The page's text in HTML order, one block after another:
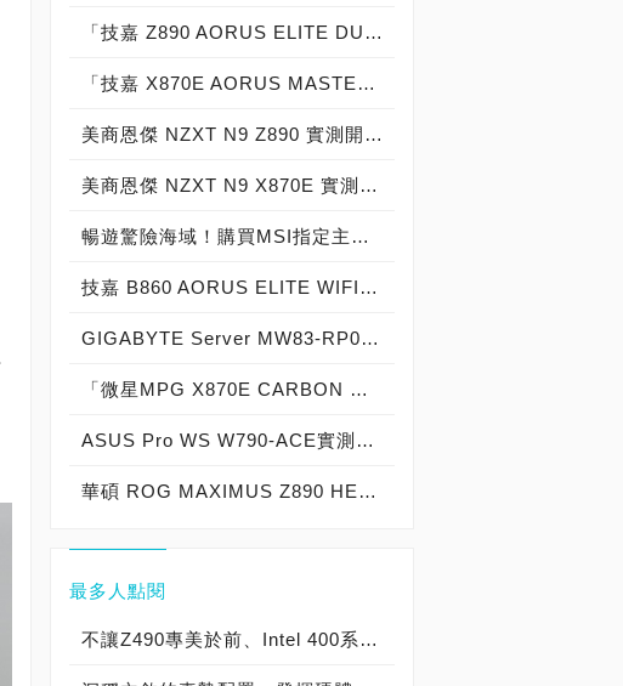
「技嘉 Z890 AORUS ELITE DUO X」實測開箱，史上最強「DDR5-10266 超頻支援」ULTRA TURBO MODE 加速「全球首發 128GB 單條 CQDIMM 對應」黑色海景房主機板！
「技嘉 X870E AORUS MASTER X3D ICE」超級冰雕 實測開箱，史上最強「18＋2＋2相」10GbE火力加持「X3D TURBO MODE 2 加速」冰魄白海景房主機板！
美商恩傑 NZXT N9 Z890 實測開箱，「為玩家而生」20＋1＋1共 22 相供電「TDP：400W超頻」 Intel 高階「DDR5-8800＋」精品級海景房主機板！
美商恩傑 NZXT N9 X870E 實測開箱，史上最「高顏值」20＋2＋1共 23 相供電 AMD 高階「DDR5-8200＋」精品級海景房主機板！
暢遊驚險海域！購買MSI指定主板，免費獲取《人中之龍 8 外傳：Pirates in Hawaii》！
技嘉 B860 AORUS ELITE WIFI7 ICE 冰魄白 實測開箱，史上「最靚白」14＋1＋2相供電 Intel 中階「DDR5-9066＋」精品級海景房主機板！
GIGABYTE Server MW83-RP0實測開箱，史上最強「8＋3＋1＋1共13相供電」實戰Intel Xeon w9-3495x為終極效能而生「AI加速 四組PCIe 5.0 x16雙插槽顯示卡擴充」HEDT工作站主機板！
「微星MPG X870E CARBON WIFI主機板」強勢來襲，採用「18＋2＋1相供電，王者堆料，帥氣外表，強大實力」獲原價屋店長肯定推薦「獨家強化記憶體 4-DIMM DDR5-7200、對應DDR5-6000 CL26、CL28與DDR5-6400 CL28、CL30超低延遲、4組PCIe Gen 4/5 SSD M.2插槽，專為高階玩家而生」晉升強者價格：13,990元！
ASUS Pro WS W790-ACE實測開箱，史上最強「12＋1＋1共14相供電」Intel Xeon w9-3495X處理器最佳拍檔「AI加速 三組PCIe 5.0 x16雙插槽顯示卡擴充」HEDT工作站主機板！
華碩 ROG MAXIMUS Z890 HERO實測開箱，史上最強「為玩家而生」22＋1＋2＋2共27相供電「PC DIY最佳化」海景房英雄主機板！
最多人點閱
不讓Z490專美於前、Intel 400系列入門選項，BIOSTAR RACING B460GTQ主機板開箱